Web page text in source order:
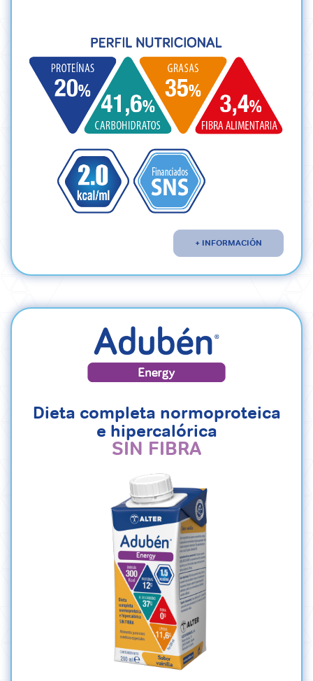
+ INFORMACIÓN
Dieta completa normoproteica
e hipercalórica
SIN FIBRA